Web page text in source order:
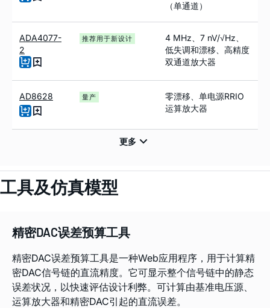
（单通道）
ADA4077-
2
推荐用于新设计
4 MHz、7 nV/√Hz、
低失调和漂移、高精度
双通道放大器
AD8628 量产
零漂移、单电源RRIO
运算放大器
工具及仿真模型
精密DAC误差预算工具
精密DAC误差预算工具是一种Web应用程序，用于计算精
密DAC信号链的直流精度。它可显示整个信号链中的静态
误差状况，以快速评估设计利弊。可计算由基准电压源、
运算放大器和精密DAC引起的直流误差。